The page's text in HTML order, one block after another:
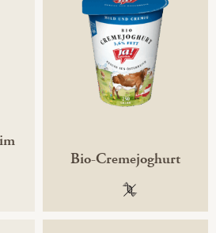
Bio-Cremejoghurt
100 %